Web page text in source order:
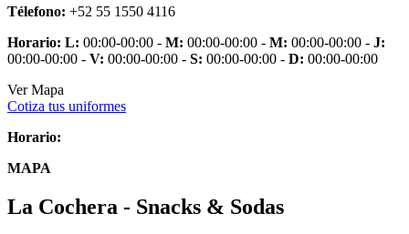
Télefono: +52 55 1550 4116
Horario: L: 00:00-00:00 - M: 00:00-00:00 - M: 00:00-00:00 - J:
00:00-00:00 - V: 00:00-00:00 - S: 00:00-00:00 - D: 00:00-00:00
Ver Mapa
Cotiza tus uniformes
Horario:
MAPA
La Cochera - Snacks & Sodas